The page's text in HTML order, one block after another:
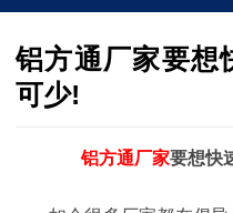
铝方通厂家要想
可少!
铝方通厂家要想快